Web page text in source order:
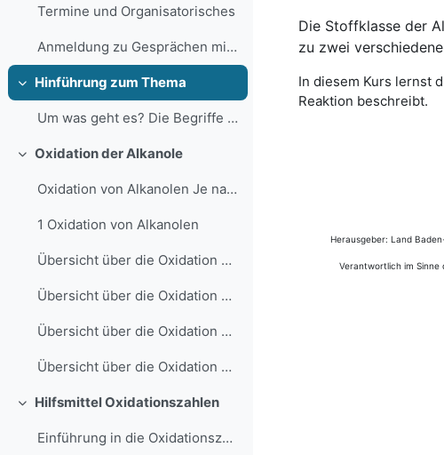
Termine und Organisatorisches
Anmeldung zu Gesprächen mit dem Fachlehrer/der Fachlehrerin
Einklappen
Hinführung zum Thema
Um was geht es? Die Begriffe Alkohol und Alkanol s...
Einklappen
Oxidation der Alkanole
Oxidation von Alkanolen Je nach Stellung der OH-Gr...
1 Oxidation von Alkanolen
Übersicht über die Oxidation der Alkanole Arbeitsa...
Übersicht über die Oxidation der Alkanole in verschiedenen Stufen pdf
Übersicht über die Oxidation der Alkanole in verschiedenen Stufen odt
Übersicht über die Oxidation der Alkanole in verschiedenen Stufen docx
Einklappen
Hilfsmittel Oxidationszahlen
Einführung in die Oxidationszahlen
Die Stoffklasse der
zu zwei
In diesem Kurs lernst
Reaktion beschreibt.
Herausgeber: Land
Verantwortlich im Sinne